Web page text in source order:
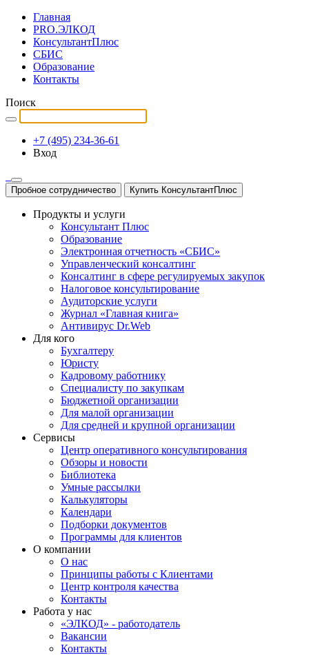
Главная
PRO.ЭЛКОД
КонсультантПлюс
СБИС
Образование
Контакты
Поиск
+7 (495) 234-36-61
Вход
Пробное сотрудничество Купить КонсультантПлюс
Продукты и услуги
Консультант Плюс
Образование
Электронная отчетность «СБИС»
Управленческий консалтинг
Консалтинг в сфере регулируемых закупок
Налоговое консультирование
Аудиторские услуги
Журнал «Главная книга»
Антивирус Dr.Web
Для кого
Бухгалтеру
Юристу
Кадровому работнику
Специалисту по закупкам
Бюджетной организации
Для малой организации
Для средней и крупной организации
Сервисы
Центр оперативного консультирования
Обзоры и новости
Библиотека
Умные рассылки
Калькуляторы
Календари
Подборки документов
Программы для клиентов
О компании
О нас
Принципы работы с Клиентами
Центр контроля качества
Контакты
Работа у нас
«ЭЛКОД» - работодатель
Вакансии
Контакты